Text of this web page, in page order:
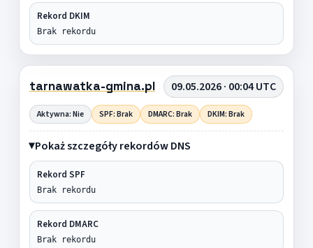
Rekord DKIM
Brak rekordu
tarnawatka-gmina.pl 09.05.2026 · 00:04 UTC
Aktywna: Nie SPF: Brak DMARC: Brak DKIM: Brak
Pokaż szczegóły rekordów DNS
Rekord SPF
Brak rekordu
Rekord DMARC
Brak rekordu